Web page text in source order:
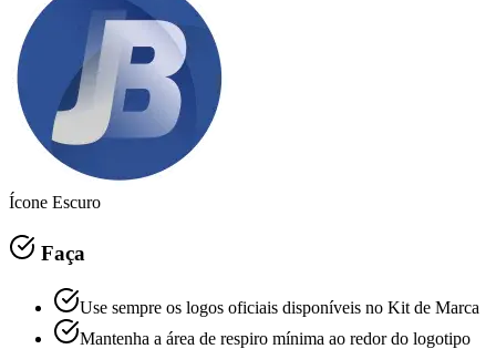
São Paulo
Ícone Escuro
Faça
Use sempre os logos oficiais disponíveis no Kit de Marca
Mantenha a área de respiro mínima ao redor do logotipo